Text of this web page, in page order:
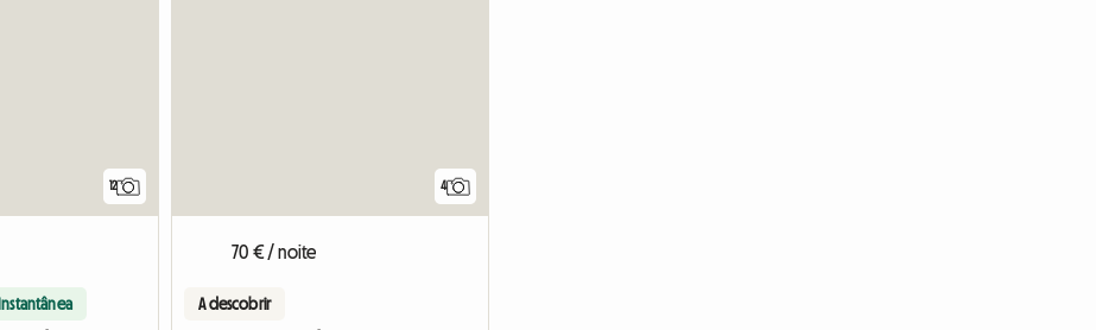
12
Instantânea
4
70 € / noite
A descobrir